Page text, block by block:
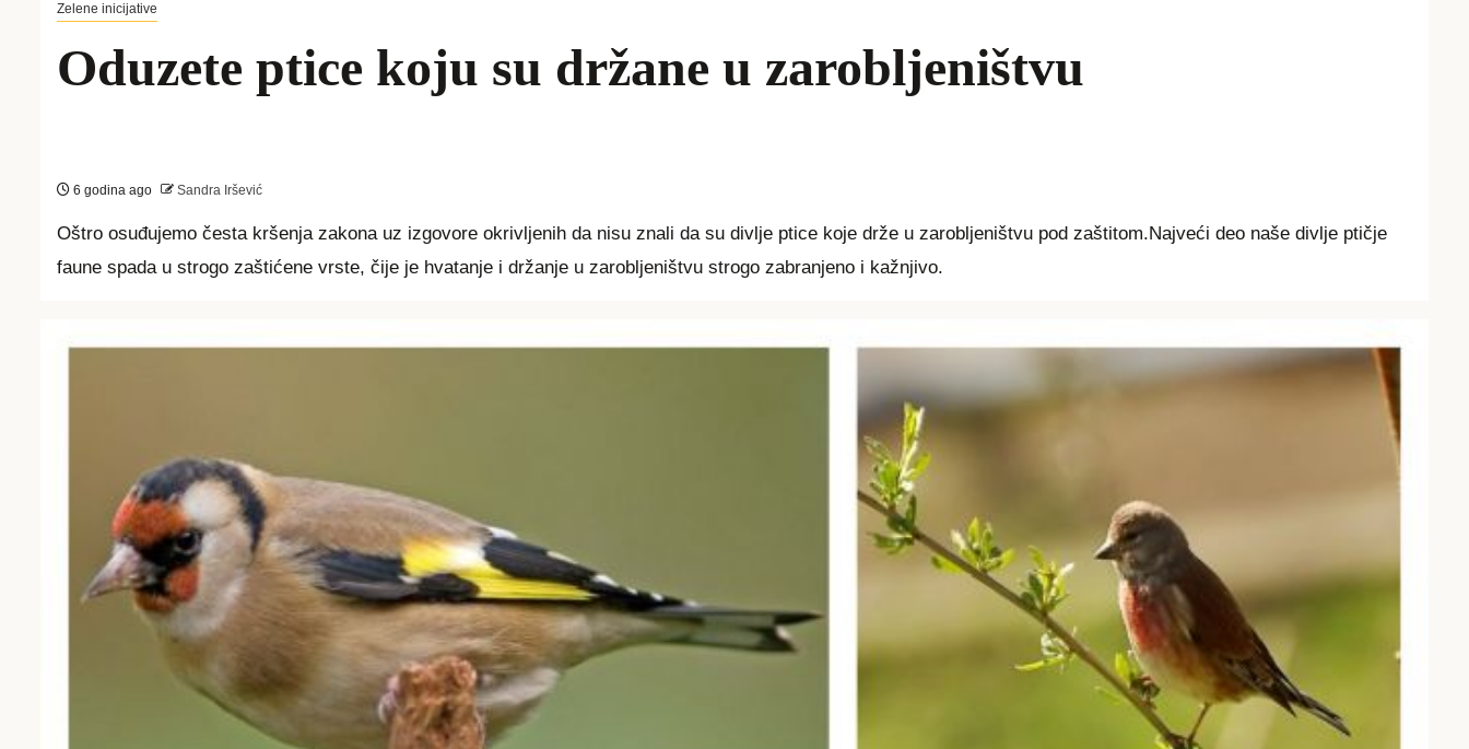
Zelene inicijative
Oduzete ptice koju su držane u zarobljeništvu
6 godina ago Sandra Iršević
Oštro osuđujemo česta kršenja zakona uz izgovore okrivljenih da nisu znali da su divlje ptice koje drže u zarobljeništvu pod zaštitom.Najveći deo naše divlje ptičje
faune spada u strogo zaštićene vrste, čije je hvatanje i držanje u zarobljeništvu strogo zabranjeno i kažnjivo.